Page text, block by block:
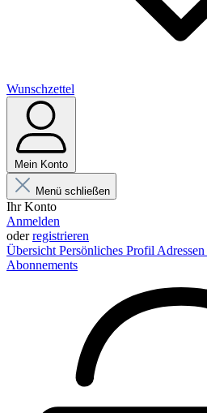
Wunschzettel
Mein Konto
Menü schließen
Ihr Konto
Anmelden
oderregistrieren
Übersicht Persönliches Profil Adressen
Abonnements